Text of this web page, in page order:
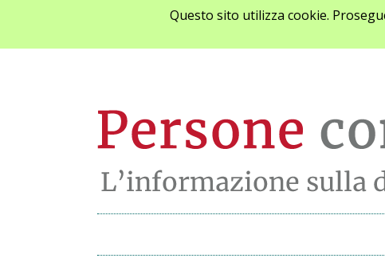
Questo sito utilizza cookie.